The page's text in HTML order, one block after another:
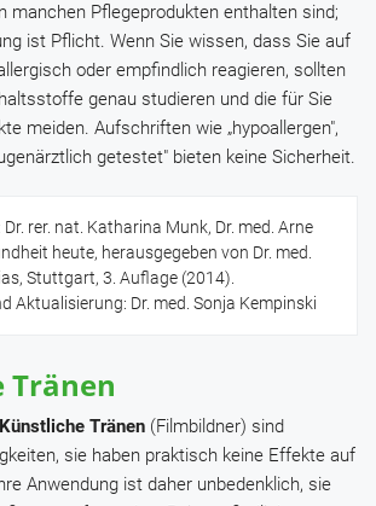
manchen Pflegeprodukten enthalten sind;
ist Pflicht. Wenn Sie wissen, dass Sie auf
oder empfindlich reagieren, sollten
genau studieren und die für Sie
meiden. Aufschriften wie „hypoallergen",
getestet" bieten keine Sicherheit.
Dr. rer. nat. Katharina Munk, Dr. med. Arne
heute, herausgegeben von Dr. med.
Stuttgart, 3. Auflage (2014).
Aktualisierung: Dr. med. Sonja Kempinski
Tränen
Künstliche Tränen (Filmbildner) sind
sie haben praktisch keine Effekte auf
Anwendung ist daher unbedenklich, sie